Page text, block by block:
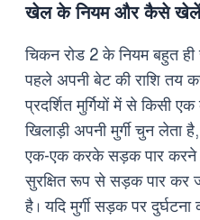
खेल के नियम और कैसे खेलें
चिकन रोड 2 के नियम बहुत
पहले अपनी बेट की राशि तय
प्रदर्शित मुर्गियों में से किसी
खिलाड़ी अपनी मुर्गी चुन लेता
एक-एक करके सड़क पार करने
सुरक्षित रूप से सड़क पार कर
है। यदि मुर्गी सड़क पर दुर्घटना